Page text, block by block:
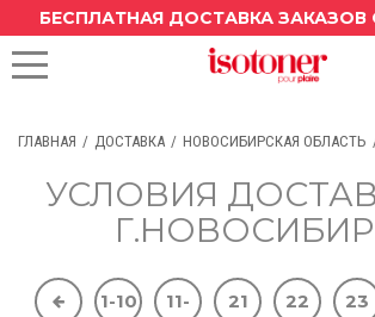
БЕСПЛАТНАЯ ДОСТАВКА ЗАКАЗОВ
ГЛАВНАЯ ДОСТАВКА НОВОСИБИРСКАЯ ОБЛАСТЬ
УСЛОВИЯ
1-10
11-
21 22 23